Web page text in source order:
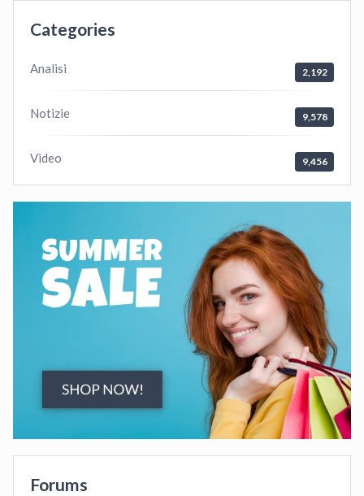
Categories
Analisi 2,192
Notizie 9,578
Video 9,456
Forums